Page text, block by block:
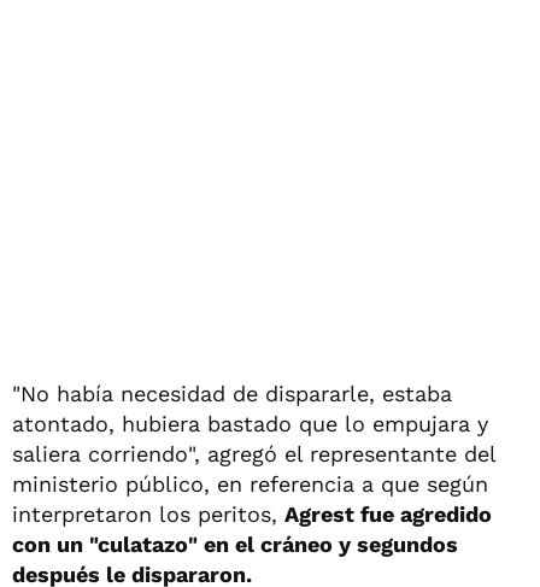
"No había necesidad de dispararle, estaba
atontado, hubiera bastado que lo empujara y
saliera corriendo", agregó el representante del
ministerio público, en referencia a que según
interpretaron los peritos, Agrest fue agredido
con un "culatazo" en el cráneo y segundos
después le dispararon.